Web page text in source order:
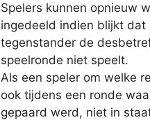
Spelers kunnen opnieuw
ingedeeld indien blijkt dat
tegenstander de
speelronde niet speelt.
Als een speler om welke
ook tijdens een ronde
gepaard werd, niet in